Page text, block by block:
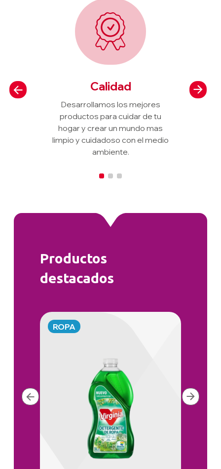
Calidad
Desarrollamos los mejores
productos para cuidar de tu
hogar y crear un mundo mas
limpio y cuidadoso con el medio
ambiente.
Productos
destacados
ROPA